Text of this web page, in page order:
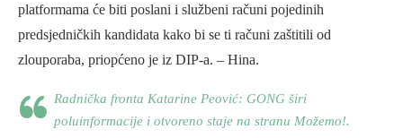
platformama će biti poslani i službeni računi pojedinih
predsjedničkih kandidata kako bi se ti računi zaštitili od
zlouporaba, priopćeno je iz DIP-a. – Hina.
Radnička fronta Katarine Peović: GONG širi
poluinformacije i otvoreno staje na stranu Možemo!.